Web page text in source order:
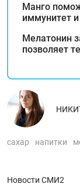
Манго
иммунитет
Мелатонин
позволяет
сахар напитки
Новости СМИ2